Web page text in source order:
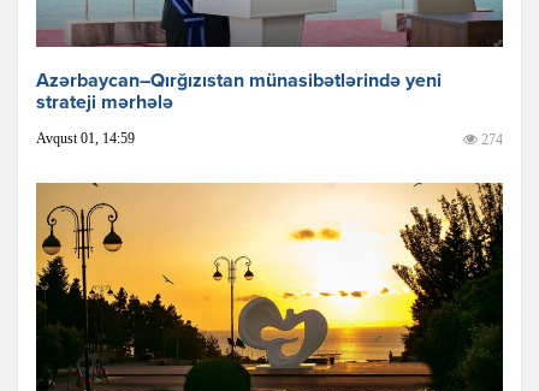
Azərbaycan–Qırğızıstan münasibətlərində yeni
strateji mərhələ
Avqust 01, 14:59 274